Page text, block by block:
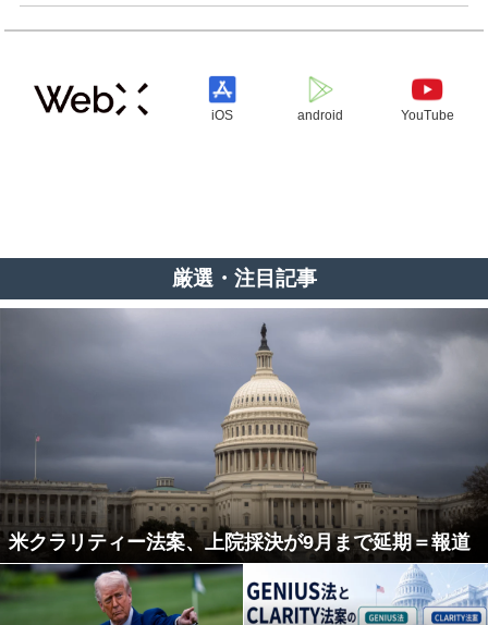
iOS android YouTube
厳選・注目記事
米クラリティー法案、上院採決が9月まで延期＝報道